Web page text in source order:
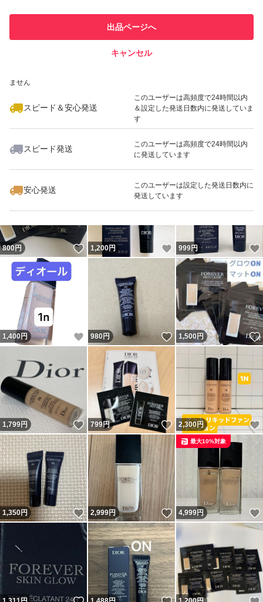
での取引実績があります
ません
スピード＆安心発送
このユーザーは高頻度で24時間以内
＆設定した発送日数内に発送していま
す
スピード発送
このユーザーは高頻度で24時間以内
に発送しています
安心発送
このユーザーは設定した発送日数内に
発送しています
出品ページへ
キャンセル
いいね！
1,500
800円 いいね！
1,200円 いいね！
999円
1,400円 いいね！
980円 いいね！
1,500円
1,799円 いいね！
799円 いいね！
2,300円
1,350円 いいね！
2,999円 いいね！
4,999円
最大10%対象